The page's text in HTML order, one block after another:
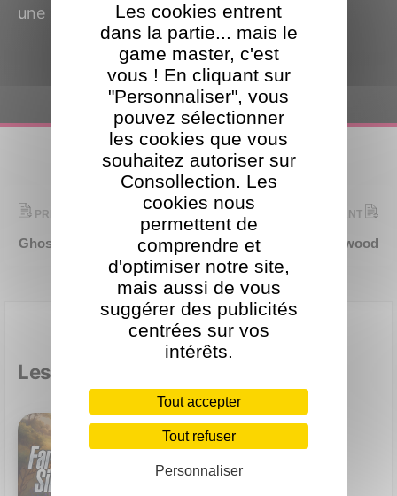
une référence du genre.
PRÉCÉDENT
Ghost town Games
SUIVANT
Gloomywood
Les autres jeux GIANTS Software
Les cookies entrent
dans la partie... mais le
game master, c'est
vous ! En cliquant sur
"Personnaliser", vous
pouvez sélectionner
les cookies que vous
souhaitez autoriser sur
Consollection. Les
cookies nous
permettent de
comprendre et
d'optimiser notre site,
mais aussi de vous
suggérer des publicités
centrées sur vos
intérêts.
Tout accepter
Tout refuser
Personnaliser